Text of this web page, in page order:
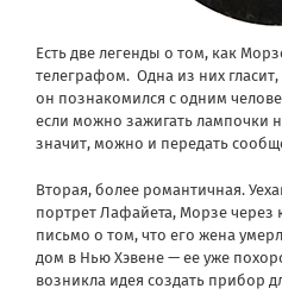
Есть две легенды о том, как
телеграфом. Одна из них
он познакомился с одним
если можно зажигать лампочки
значит, можно и передать
Вторая, более романтичная.
портрет Лафайета, Морзе через
письмо о том, что его жена
дом в Нью Хэвене — ее уже
возникла идея создать прибор